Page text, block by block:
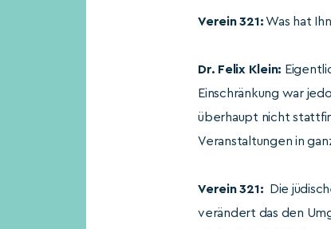
Verein 321:Was hat
Dr. Felix Klein:
Einschränkung war
überhaupt nicht
Veranstaltungen in
Verein 321: Die
verändert das den